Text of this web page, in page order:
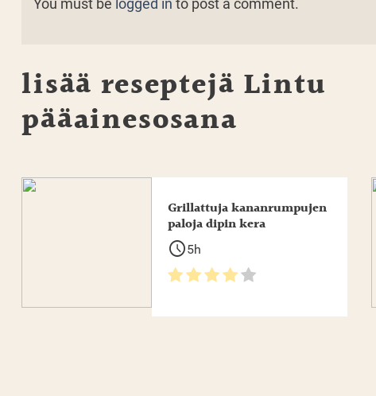
You must be logged in to post a comment.
lisää reseptejä Lintu
pääainesosana
Grillattuja kananrumpujen
paloja dipin kera
schedule5h